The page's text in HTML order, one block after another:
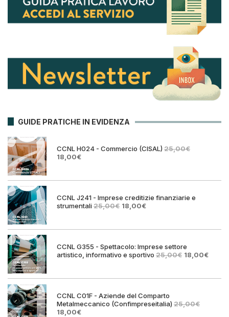
GUIDE PRATICHE IN EVIDENZA
CCNL H024 - Commercio (CISAL) 25,00€
Il
era:
18,00€Il
è:
CCNL J241 - Imprese creditizie finanziarie e
strumentali25,00€ Il
era:
18,00€Il
è:
CCNL G355 - Spettacolo: Imprese settore
artistico, informativo e sportivo 25,00€ Il
era:
18,00€Il
è:
CCNL C01F - Aziende del Comparto
Metalmeccanico (Confimpreseitalia) 25,00€
Il18,00€Il